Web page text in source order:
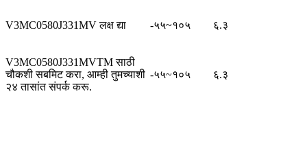
V3MC0580J331MV लक्ष द्या -५५~१०५ ६.३
V3MC0580J331MVTM साठी
चौकशी सबमिट करा, आम्ही तुमच्याशी
२४ तासांत संपर्क करू.
-५५~१०५ ६.३